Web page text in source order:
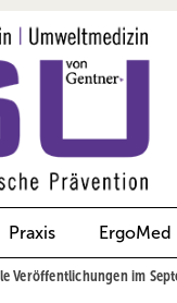
Praxis ErgoMed
Veröffentlichungen im